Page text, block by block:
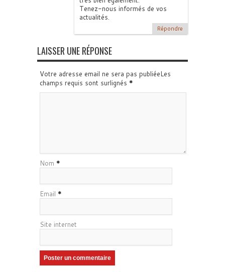
Tenez-nous informés de vos
actualités.
Répondre
LAISSER UNE RÉPONSE
Votre adresse email ne sera pas publiéeLes
champs requis sont surlignés *
Nom *
Email *
Site internet